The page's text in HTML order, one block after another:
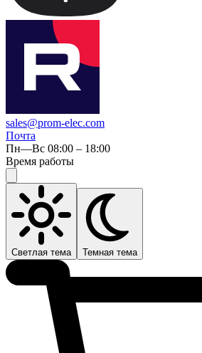
sales@prom-elec.com
Почта
Пн—Вс 08:00 – 18:00
Время работы
Светлая тема Темная тема